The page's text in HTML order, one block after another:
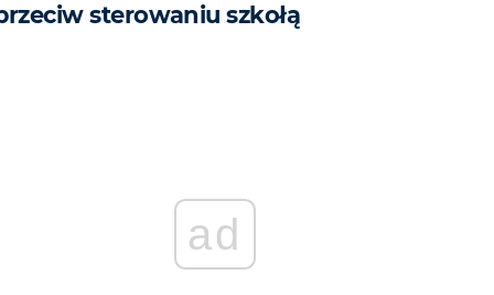
sterowaniu szkołą
ad